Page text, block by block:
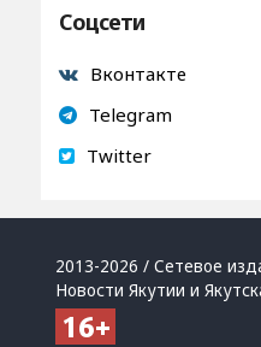
Соцсети
Вконтакте
Telegram
Twitter
2013-2026 / Сетевое
Новости Якутии и